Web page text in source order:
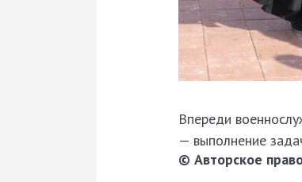
Впереди
— выполнение
© Авторское